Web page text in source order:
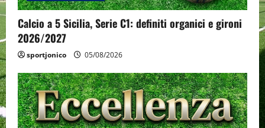
Calcio a 5 Sicilia, Serie C1: definiti organici e gironi
2026/2027
sportjonico 05/08/2026